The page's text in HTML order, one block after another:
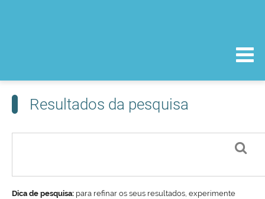
Resultados da pesquisa
Dica de pesquisa: para refinar os seus resultados, experimente